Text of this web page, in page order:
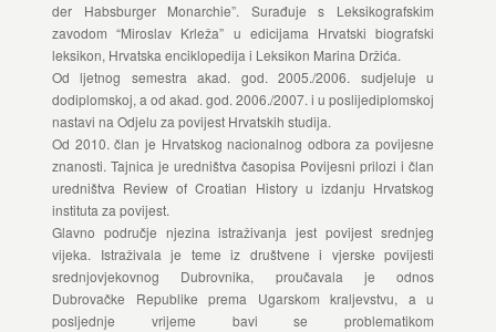
der Habsburger Monarchie”. Surađuje s Leksikografskim
zavodom “Miroslav Krleža” u edicijama Hrvatski biografski
leksikon, Hrvatska enciklopedija i Leksikon Marina Držića.
Od ljetnog semestra akad. god. 2005./2006. sudjeluje u
dodiplomskoj, a od akad. god. 2006./2007. i u poslijediplomskoj
nastavi na Odjelu za povijest Hrvatskih studija.
Od 2010. član je Hrvatskog nacionalnog odbora za povijesne
znanosti. Tajnica je uredništva časopisa Povijesni prilozi i član
uredništva Review of Croatian History u izdanju Hrvatskog
instituta za povijest.
Glavno područje njezina istraživanja jest povijest srednjeg
vijeka. Istraživala je teme iz društvene i vjerske povijesti
srednjovjekovnog Dubrovnika, proučavala je odnos
Dubrovačke Republike prema Ugarskom kraljevstvu, a u
posljednje vrijeme bavi se problematikom